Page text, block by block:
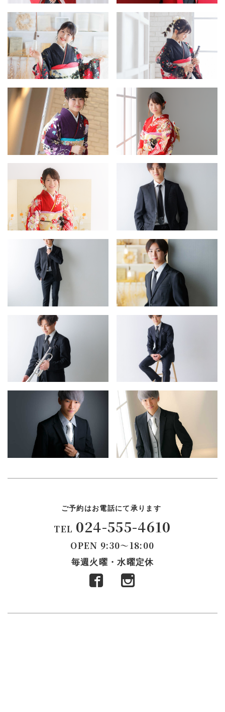
ご予約はお電話にて承ります
TEL 024-555-4610
OPEN 9:30～18:00
毎週火曜・水曜定休